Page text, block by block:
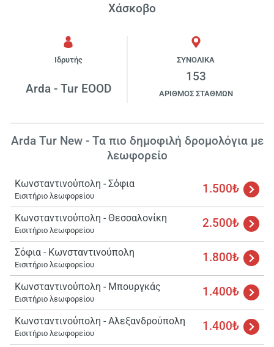
Χάσκοβο
Ιδρυτής
Arda - Tur EOOD
ΣΥΝΟΛΙΚΑ
153
ΑΡΙΘΜΟΣ ΣΤΑΘΜΩΝ
Arda Tur New - Τα πιο δημοφιλή δρομολόγια με
λεωφορείο
Κωνσταντινούπολη - Σόφια
Εισιτήριο λεωφορείου 1.500₺
Κωνσταντινούπολη - Θεσσαλονίκη
Εισιτήριο λεωφορείου 2.500₺
Σόφια - Κωνσταντινούπολη
Εισιτήριο λεωφορείου 1.800₺
Κωνσταντινούπολη - Μπουργκάς
Εισιτήριο λεωφορείου 1.400₺
Κωνσταντινούπολη - Αλεξανδρούπολη
Εισιτήριο λεωφορείου 1.400₺